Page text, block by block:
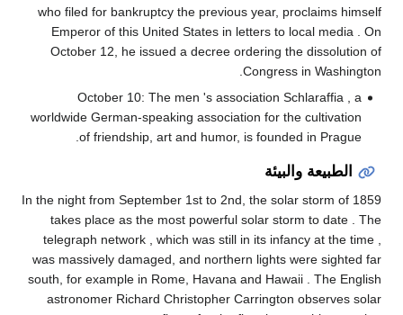
who filed for bankruptcy the previous year, proclaims himself
Emperor of this United States in letters to local media . On
October 12, he issued a decree ordering the dissolution of
Congress in Washington.
October 10: The men 's association Schlaraffia , a
worldwide German-speaking association for the cultivation
of friendship, art and humor, is founded in Prague.
الطبيعة والبيئة
In the night from September 1st to 2nd, the solar storm of 1859
takes place as the most powerful solar storm to date . The
telegraph network , which was still in its infancy at the time ,
was massively damaged, and northern lights were sighted far
south, for example in Rome, Havana and Hawaii . The English
astronomer Richard Christopher Carrington observes solar